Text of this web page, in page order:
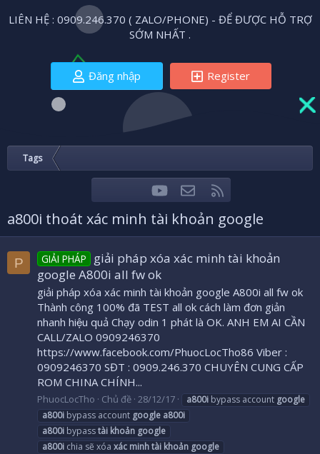
LIÊN HỆ : 0909.246.370 ( ZALO/PHONE) - ĐỂ ĐƯỢC HỖ TRỢ
SỚM NHẤT .
Đăng nhập Register
Tags
FacebookTwitteryoutubeLiên hệ
a800i thoát xác minh tài khoản google
P GIẢI PHÁP
giải pháp xóa xác minh tài khoản
google A800i all fw ok
giải pháp xóa xác minh tài khoản google A800i all fw ok
Thành công 100% đã TEST all ok cách làm đơn giản
nhanh hiệu quả Chạy odin 1 phát là OK. ANH EM AI CẦN
CALL/ZALO 0909246370
https://www.facebook.com/PhuocLocTho86 Viber :
0909246370 SĐT : 0909.246.370 CHUYÊN CUNG CẤP
ROM CHINA CHÍNH...
PhuocLocTho Chủ đề 28/12/17 a800i bypass account google
a800i bypass account google a800i
a800i bypasstài khoản google
a800i chia sẽ xóa xác minhtài khoản google